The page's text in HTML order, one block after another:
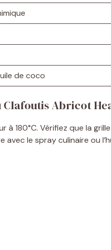
de coco
Abricot
à 180°C. Vérifiez que la
avec le spray culinaire ou